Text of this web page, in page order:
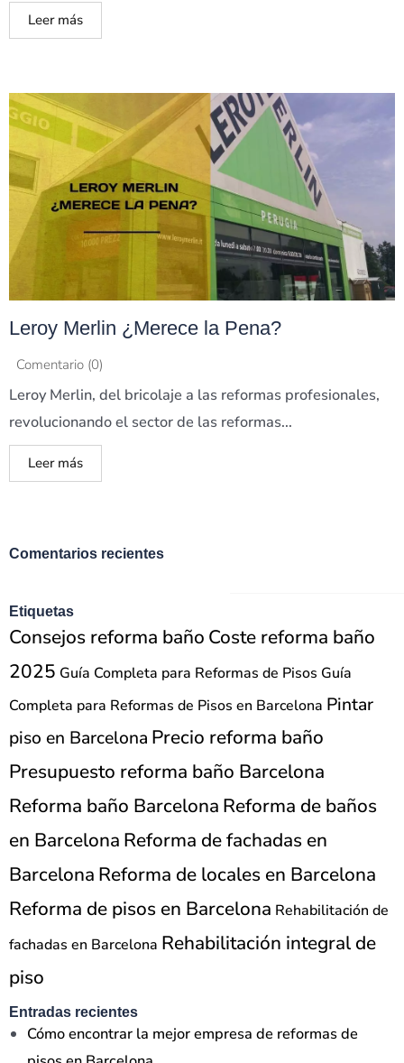
Leer más
Leroy Merlin ¿Merece la Pena?
Comentario (0)
Leroy Merlin, del bricolaje a las reformas profesionales,
revolucionando el sector de las reformas...
Leer más
Comentarios recientes
Etiquetas
Consejos reforma baño Coste reforma baño
2025 Guía Completa para Reformas de Pisos Guía
Completa para Reformas de Pisos en Barcelona Pintar
piso en Barcelona Precio reforma baño
Presupuesto reforma baño Barcelona
Reforma baño Barcelona Reforma de baños
en Barcelona Reforma de fachadas en
Barcelona Reforma de locales en Barcelona
Reforma de pisos en Barcelona Rehabilitación de
fachadas en Barcelona Rehabilitación integral de
piso
Entradas recientes
Cómo encontrar la mejor empresa de reformas de